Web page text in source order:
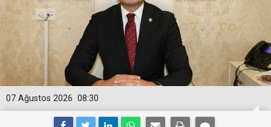
08:30
07 Ağustos 2026